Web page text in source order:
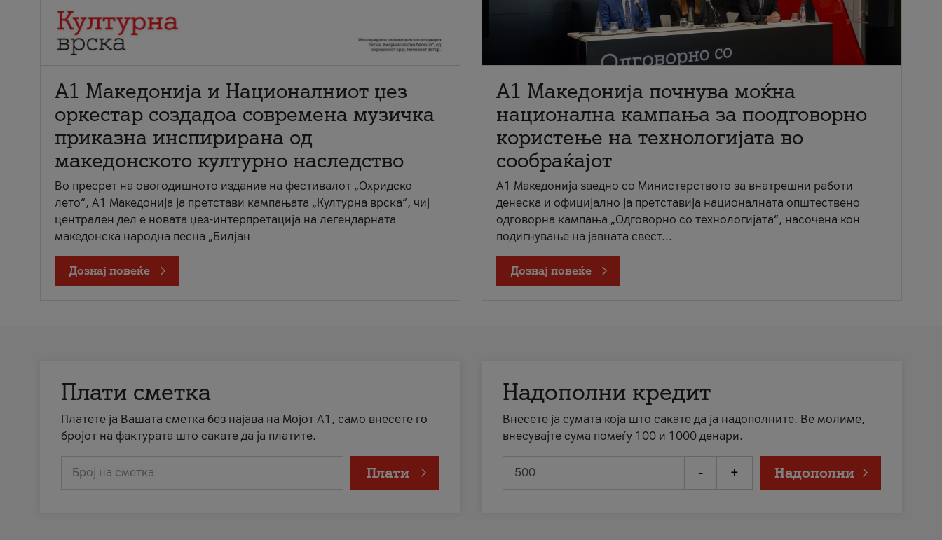
А1 Македонија и Националниот џез
оркестар создадоа современа музичка
приказна инспирирана од
македонското културно наследство
Во пресрет на овогодишното издание на фестивалот „Охридско
лето“, А1 Македонија ја претстави кампањата „Културна врска“, чиј
централен дел е новата џез-интерпретација на легендарната
македонска народна песна „Билјан
Дознај повеќе
A1 Македонија почнува моќна
национална кампања за поодговорно
користење на технологијата во
сообраќајот
A1 Македонија заедно со Министерството за внатрешни работи
денеска и официјално ја претставија националната општествено
одговорна кампања „Одговорно со технологијата“, насочена кон
подигнување на јавната свест...
Дознај повеќе
Плати сметка
Платете ја Вашата сметка без најава на Мојот А1, само внесете го
бројот на фактурата што сакате да ја платите.
Број на сметка Плати
Надополни кредит
Внесете ја сумата која што сакате да ја надополните. Ве молиме,
внесувајте сума помеѓу 100 и 1000 денари.
- + Надополни